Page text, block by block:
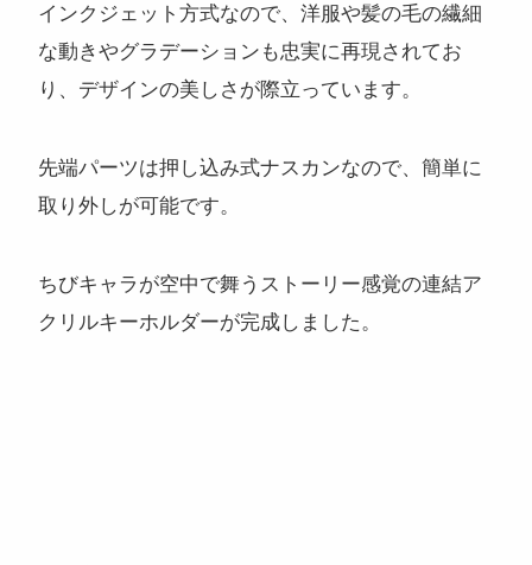
インクジェット方式なので、洋服や髪の毛の繊細
な動きやグラデーションも忠実に再現されてお
り、デザインの美しさが際立っています。
先端パーツは押し込み式ナスカンなので、簡単に
取り外しが可能です。
ちびキャラが空中で舞うストーリー感覚の連結ア
クリルキーホルダーが完成しました。